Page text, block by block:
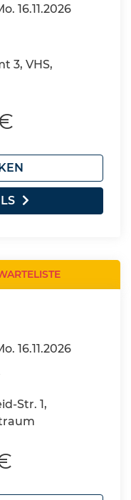
16.11.2026
3, VHS,
16.11.2026
Str. 1,